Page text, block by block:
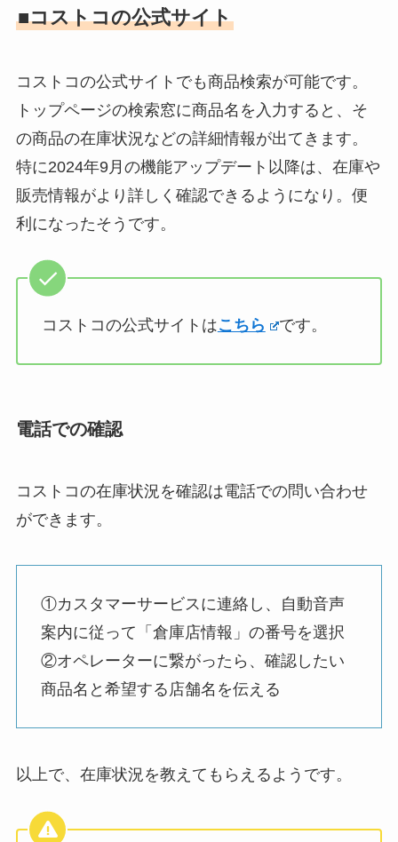
■コストコの公式サイト
コストコの公式サイトでも商品検索が可能です。
トップページの検索窓に商品名を入力すると、そ
の商品の在庫状況などの詳細情報が出てきます。
特に2024年9月の機能アップデート以降は、在庫や
販売情報がより詳しく確認できるようになり。便
利になったそうです。
コストコの公式サイトはこちら です。
電話での確認
コストコの在庫状況を確認は電話での問い合わせ
ができます。
①カスタマーサービスに連絡し、自動音声
案内に従って「倉庫店情報」の番号を選択
②オペレーターに繋がったら、確認したい
商品名と希望する店舗名を伝える
以上で、在庫状況を教えてもらえるようです。